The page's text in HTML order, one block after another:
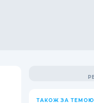
ТАКОЖ ЗА ТЕМОЮ